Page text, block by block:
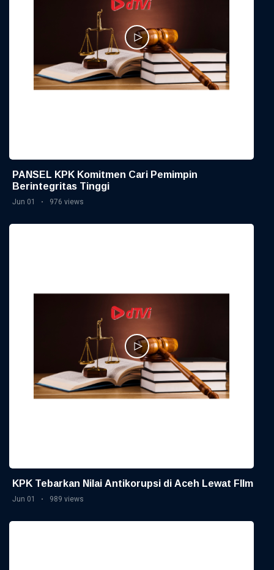
PANSEL KPK Komitmen Cari Pemimpin
Berintegritas Tinggi
Jun 01 976 views
KPK Tebarkan Nilai Antikorupsi di Aceh Lewat FIlm
Jun 01 989 views